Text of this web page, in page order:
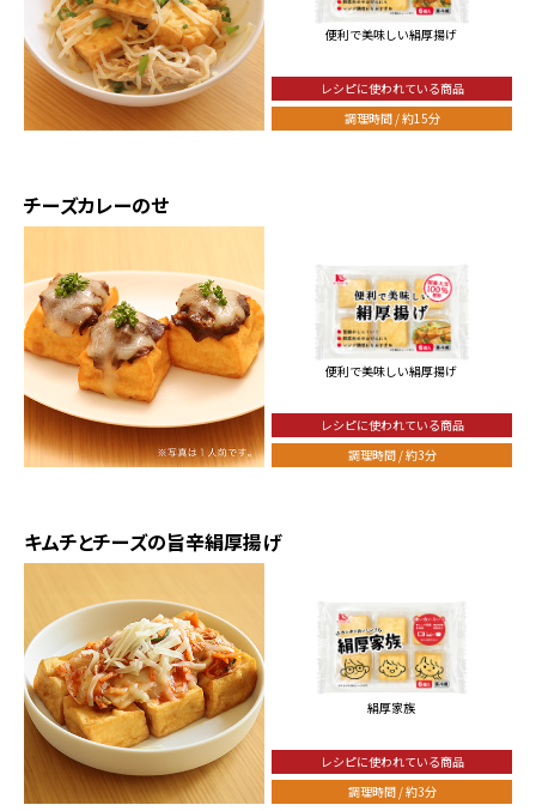
便利で美味しい絹厚揚げ
レシピに使われている商品
調理時間 / 約15分
チーズカレーのせ
便利で美味しい絹厚揚げ
レシピに使われている商品
調理時間 / 約3分
キムチとチーズの旨辛絹厚揚げ
絹厚家族
レシピに使われている商品
調理時間 / 約3分